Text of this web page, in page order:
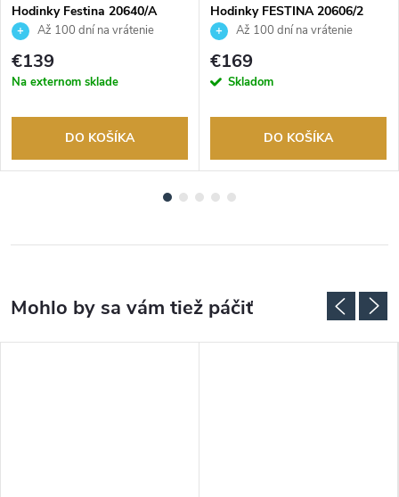
Hodinky Festina 20640/A
Až 100 dní na vrátenie
tovaru. Autorizovaný predajca.
€139
Na externom sklade
DO KOŠÍKA
Hodinky FESTINA 20606/2
Až 100 dní na vrátenie
tovaru. Autorizovaný predajca.
€169
Skladom
DO KOŠÍKA